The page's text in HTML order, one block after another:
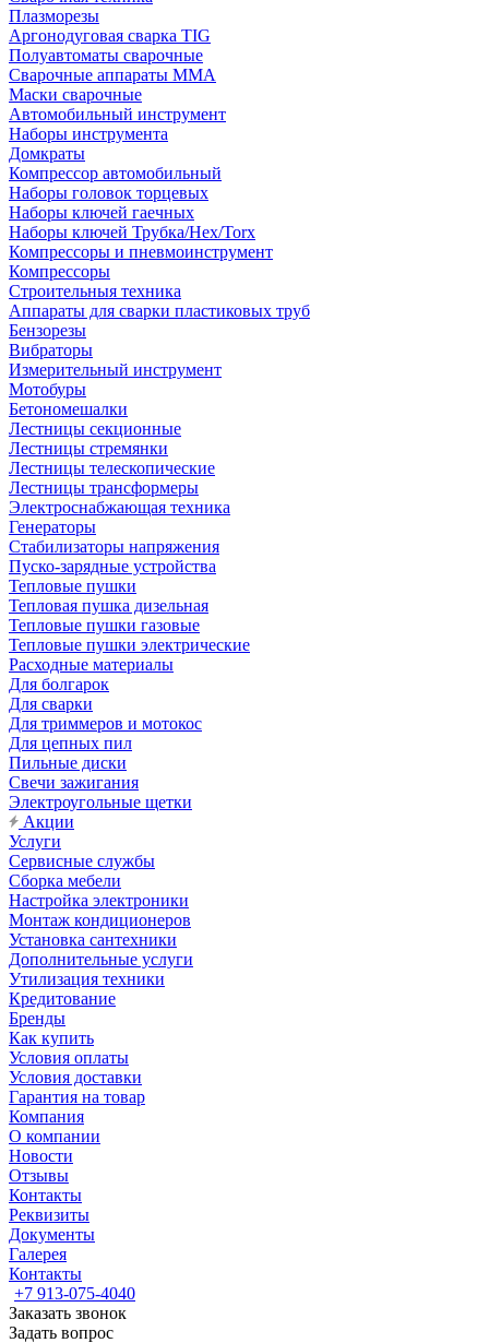
Плазморезы
Аргонодуговая сварка TIG
Полуавтоматы сварочные
Сварочные аппараты ММА
Маски сварочные
Автомобильный инструмент
Наборы инструмента
Домкраты
Компрессор автомобильный
Наборы головок торцевых
Наборы ключей гаечных
Наборы ключей Трубка/Hex/Torx
Компрессоры и пневмоинструмент
Компрессоры
Строительныя техника
Аппараты для сварки пластиковых труб
Бензорезы
Вибраторы
Измерительный инструмент
Мотобуры
Бетономешалки
Лестницы секционные
Лестницы стремянки
Лестницы телескопические
Лестницы трансформеры
Электроснабжающая техника
Генераторы
Стабилизаторы напряжения
Пуско-зарядные устройства
Тепловые пушки
Тепловая пушка дизельная
Тепловые пушки газовые
Тепловые пушки электрические
Расходные материалы
Для болгарок
Для сварки
Для триммеров и мотокос
Для цепных пил
Пильные диски
Свечи зажигания
Электроугольные щетки
Акции
Услуги
Сервисные службы
Сборка мебели
Настройка электроники
Монтаж кондиционеров
Установка сантехники
Дополнительные услуги
Утилизация техники
Кредитование
Бренды
Как купить
Условия оплаты
Условия доставки
Гарантия на товар
Компания
О компании
Новости
Отзывы
Контакты
Реквизиты
Документы
Галерея
Контакты
+7 913-075-4040
Заказать звонок
Задать вопрос